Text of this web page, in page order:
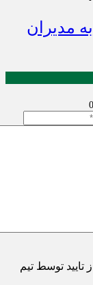
مدیران
توسط تیم